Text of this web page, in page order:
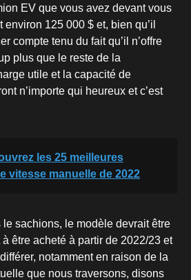
EV que vous avez devant vous
125 000 $ et, bien qu’il
compte tenu du fait qu’il n’offre
plus que le reste de la
utile et la capacité de
n’importe qui heureux et c’est
les 25 meilleures
vitesse manuelle de 2022
le sachions, le modèle devrait être
être acheté à partir de 2022/23 et
notamment en raison de la
que nous traversons, disons